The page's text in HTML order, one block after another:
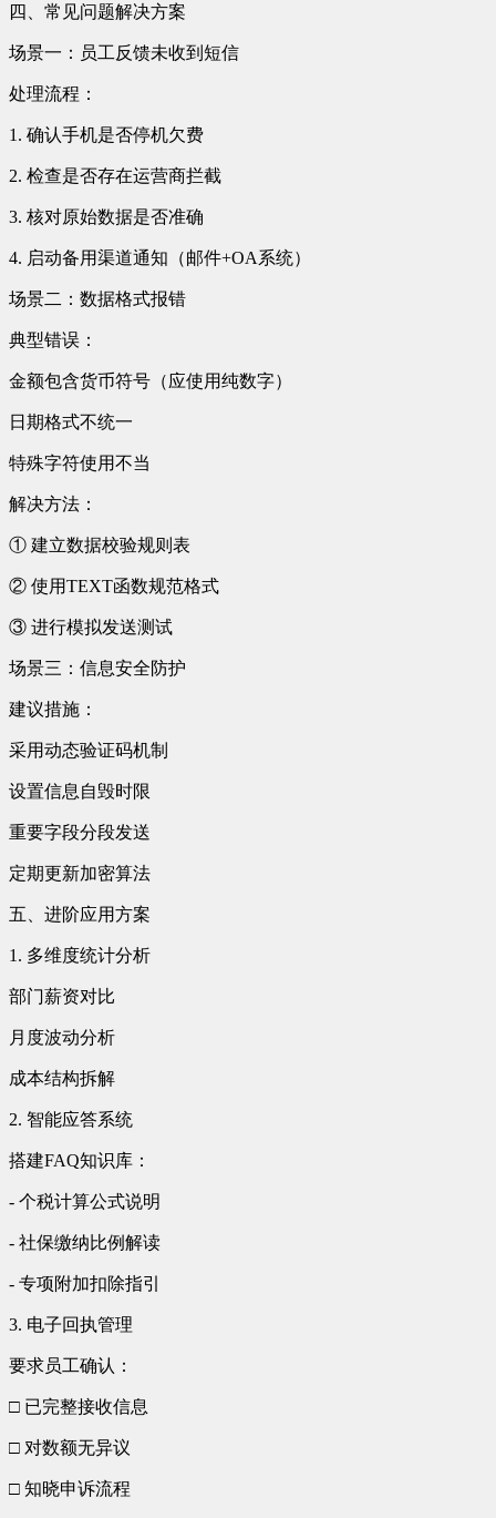
四、常见问题解决方案
场景一：员工反馈未收到短信
处理流程：
1. 确认手机是否停机欠费
2. 检查是否存在运营商拦截
3. 核对原始数据是否准确
4. 启动备用渠道通知（邮件+OA系统）
场景二：数据格式报错
典型错误：
金额包含货币符号（应使用纯数字）
日期格式不统一
特殊字符使用不当
解决方法：
① 建立数据校验规则表
② 使用TEXT函数规范格式
③ 进行模拟发送测试
场景三：信息安全防护
建议措施：
采用动态验证码机制
设置信息自毁时限
重要字段分段发送
定期更新加密算法
五、进阶应用方案
1. 多维度统计分析
部门薪资对比
月度波动分析
成本结构拆解
2. 智能应答系统
搭建FAQ知识库：
- 个税计算公式说明
- 社保缴纳比例解读
- 专项附加扣除指引
3. 电子回执管理
要求员工确认：
□ 已完整接收信息
□ 对数额无异议
□ 知晓申诉流程